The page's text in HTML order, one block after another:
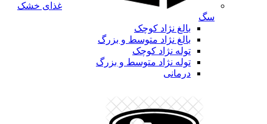
غذای خشک
سگ
بالغ نژاد کوچک
بالغ نژاد متوسط و بزرگ
توله نژاد کوچک
توله نژاد متوسط و بزرگ
درمانی